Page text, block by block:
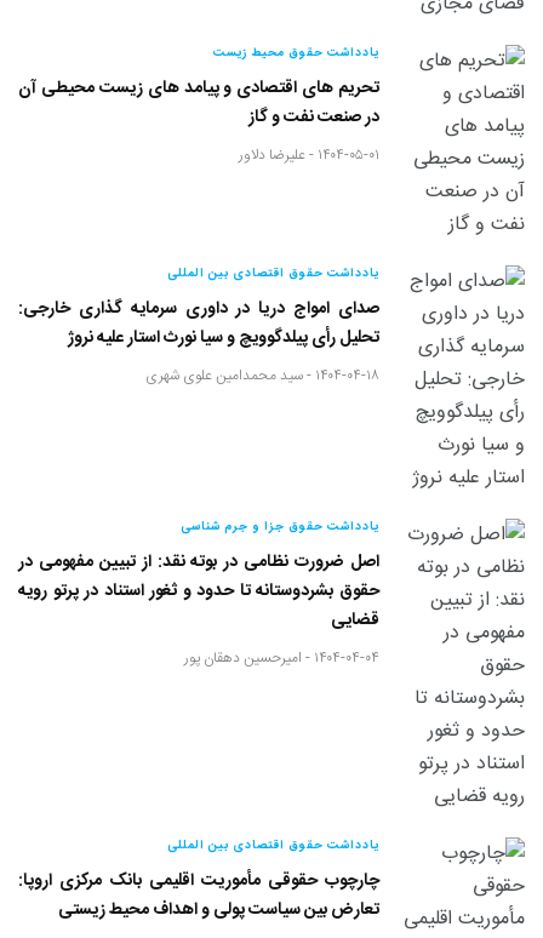
یادداشت حقوق محیط زیست
تحریم های اقتصادی و پیامد های زیست محیطی آن
در صنعت نفت و گاز
۱۴۰۴-۰۵-۰۱ - علیرضا دلاور
یادداشت حقوق اقتصادی بین المللی
صدای امواج دریا در داوری سرمایه گذاری خارجی:
تحلیل رأی پیلدگوویچ و سیا نورث استار علیه نروژ
۱۴۰۴-۰۴-۱۸ - سید محمدامین علوی شهری
یادداشت حقوق جزا و جرم شناسی
اصل ضرورت نظامی در بوته نقد: از تبیین مفهومی در
حقوق بشردوستانه تا حدود و ثغور استناد در پرتو رویه
قضایی
۱۴۰۴-۰۴-۰۴ - امیرحسین دهقان پور
یادداشت حقوق اقتصادی بین المللی
چارچوب حقوقی مأموریت اقلیمی بانک مرکزی اروپا:
تعارض بین سیاست پولی و اهداف محیط زیستی